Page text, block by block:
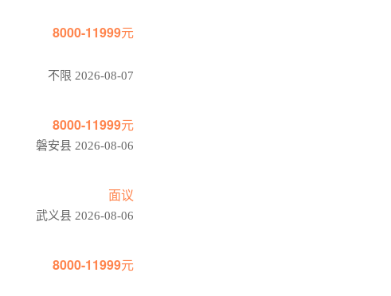
8000-11999元
不限 2026-08-07
8000-11999元
磐安县 2026-08-06
面议
武义县 2026-08-06
8000-11999元